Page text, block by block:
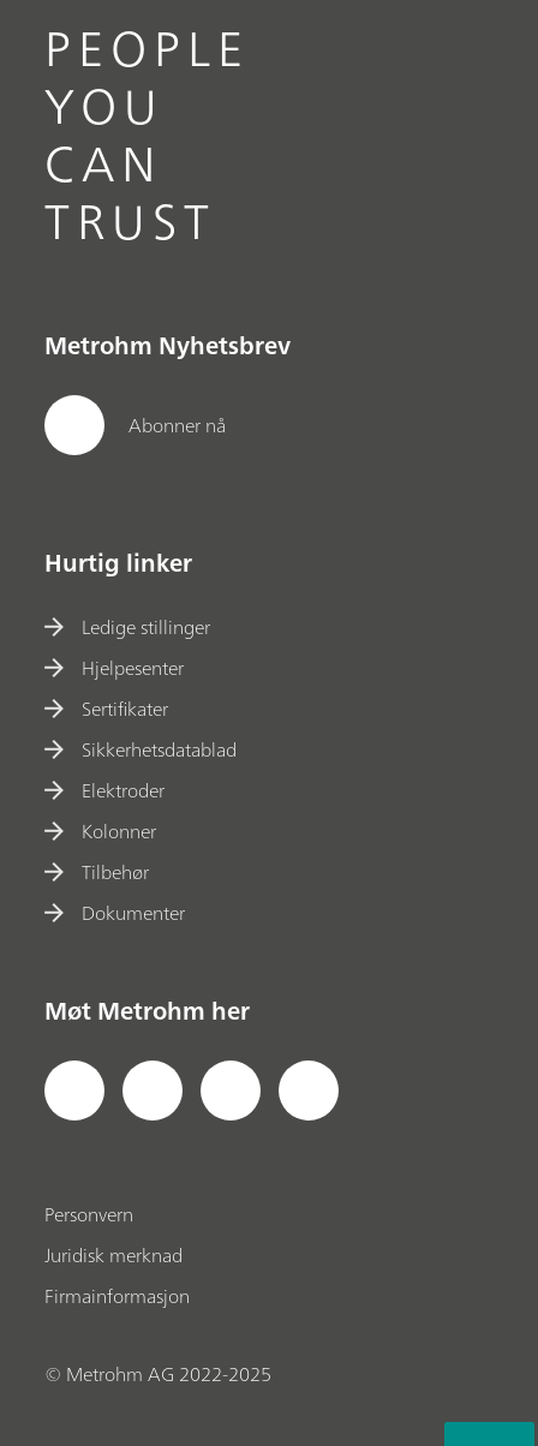
PEOPLE
YOU
CAN
TRUST
Metrohm Nyhetsbrev
Abonner nå
Hurtig linker
Ledige stillinger
Hjelpesenter
Sertifikater
Sikkerhetsdatablad
Elektroder
Kolonner
Tilbehør
Dokumenter
Møt Metrohm her
Personvern
Juridisk merknad
Firmainformasjon
© Metrohm AG 2022-2025